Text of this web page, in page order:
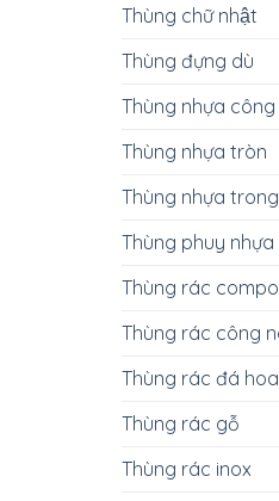
Thùng chữ nhật
Thùng đựng dù
Thùng nhựa
Thùng nhựa tròn
Thùng nhựa trong
Thùng phuy nhựa
Thùng rác
Thùng rác công
Thùng rác đá
Thùng rác gỗ
Thùng rác inox